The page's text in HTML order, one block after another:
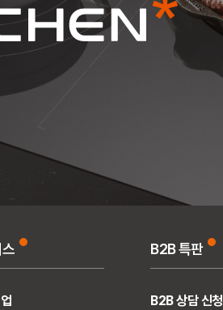
B2B 특판
B2B 상담 신청